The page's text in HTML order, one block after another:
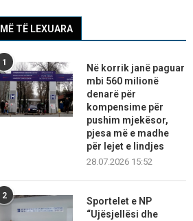
MË TË LEXUARA
1
Në korrik janë paguar
mbi 560 milionë
denarë për
kompensime për
pushim mjekësor,
pjesa më e madhe
për lejet e lindjes
28.07.2026 15:52
2
Sportelet e NP
“Ujësjellësi dhe